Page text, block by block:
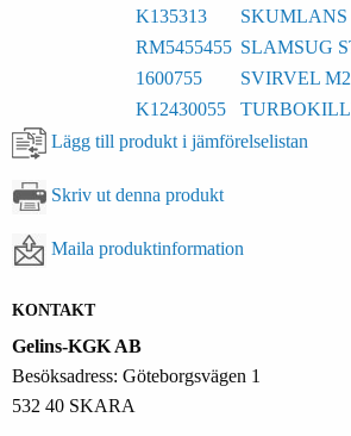
K135313
SKUMLANS
RM5455455 SLAMSUG
1600755
SVIRVEL
K12430055
Lägg till produkt i jämförelselistan
Skriv ut denna produkt
Maila produktinformation
KONTAKT
Gelins-KGK AB
Besöksadress: Göteborgsvägen 1
532 40 SKARA